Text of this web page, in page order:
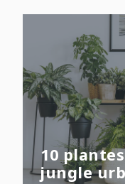
10
jungle